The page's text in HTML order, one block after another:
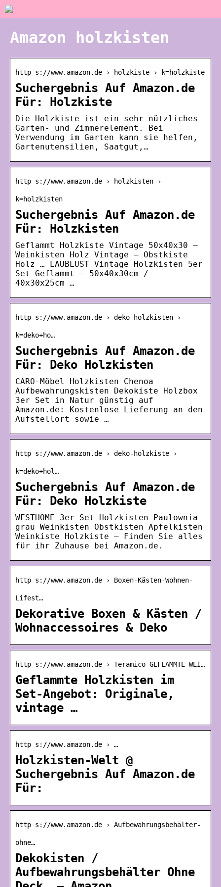
Amazon holzkisten
http s://www.amazon.de › holzkiste › k=holzkiste
Suchergebnis Auf Amazon.de
Für: Holzkiste
Die Holzkiste ist ein sehr nützliches
Garten- und Zimmerelement. Bei
Verwendung im Garten kann sie helfen,
Gartenutensilien, Saatgut,…
http s://www.amazon.de › holzkisten ›
k=holzkisten
Suchergebnis Auf Amazon.de
Für: Holzkisten
Geflammt Holzkiste Vintage 50x40x30 –
Weinkisten Holz Vintage – Obstkiste
Holz … LAUBLUST Vintage Holzkisten 5er
Set Geflammt – 50x40x30cm /
40x30x25cm …
http s://www.amazon.de › deko-holzkisten ›
k=deko+ho…
Suchergebnis Auf Amazon.de
Für: Deko Holzkisten
CARO-Möbel Holzkisten Chenoa
Aufbewahrungskisten Dekokiste Holzbox
3er Set in Natur günstig auf
Amazon.de: Kostenlose Lieferung an den
Aufstellort sowie …
http s://www.amazon.de › deko-holzkiste ›
k=deko+hol…
Suchergebnis Auf Amazon.de
Für: Deko Holzkiste
WESTHOME 3er-Set Holzkisten Paulownia
grau Weinkisten Obstkisten Apfelkisten
Weinkiste Holzkiste – Finden Sie alles
für ihr Zuhause bei Amazon.de.
http s://www.amazon.de › Boxen-Kästen-Wohnen-
Lifest…
Dekorative Boxen & Kästen /
Wohnaccessoires & Deko
http s://www.amazon.de › Teramico-GEFLAMMTE-WEI…
Geflammte Holzkisten im
Set-Angebot: Originale,
vintage …
http s://www.amazon.de › …
Holzkisten-Welt @
Suchergebnis Auf Amazon.de
Für:
http s://www.amazon.de › Aufbewahrungsbehälter-
ohne…
Dekokisten /
Aufbewahrungsbehälter Ohne